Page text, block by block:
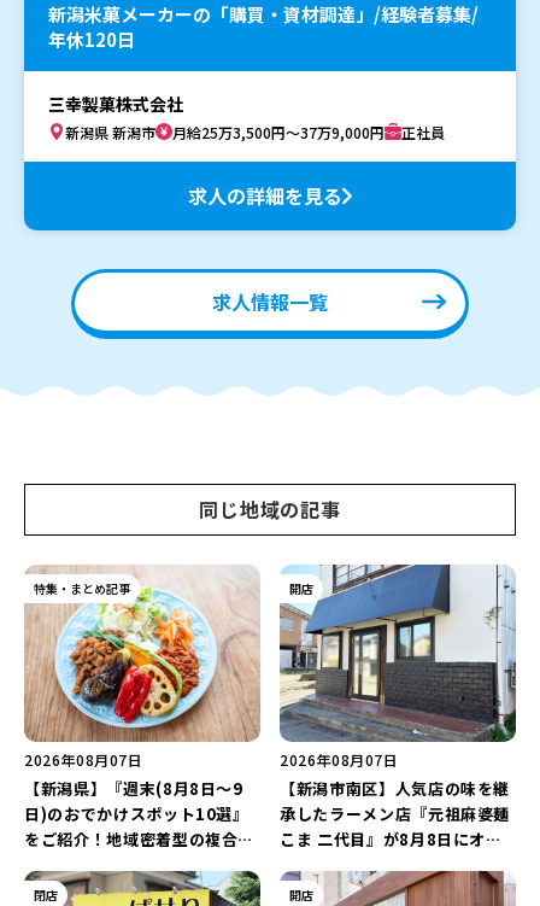
新潟米菓メーカーの「購買・資材調達」/経験者募集/
年休120日
三幸製菓株式会社
新潟県 新潟市 月給25万3,500円～37万9,000円 正社員
求人の詳細を見る
求人情報一覧
同じ地域の記事
特集・まとめ記事
2026年08月07日
【新潟県】『週末(8月8日～9
日)のおでかけスポット10選』
をご紹介！地域密着型の複合施
ナ丸大新潟のサマーフェスタ
開店
2026年08月07日
【新潟市南区】人気店の味を継
承したラーメン店『元祖麻婆麺
こま 二代目』が8月8日にオー
た「麻婆麺」を復刻♪
閉店 開店